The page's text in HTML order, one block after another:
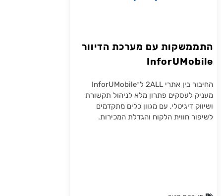
התממשקות עם מערכת הדיוור
InforUMobile
החיבור בין אתרי 2ALL ל־InforUMobile
מעניק לעסקים פתרון מלא לניהול תקשורת
ושיווק דיגיטלי, עם מגוון כלים מתקדמים
לשיפור חווית הלקוח והגדלת המכירות.